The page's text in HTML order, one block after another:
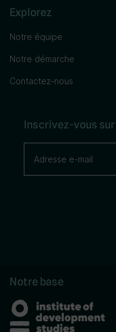
Explorez
Notre équipe
Notre démarche
Contactez-nous
Inscrivez-vous
Notre base